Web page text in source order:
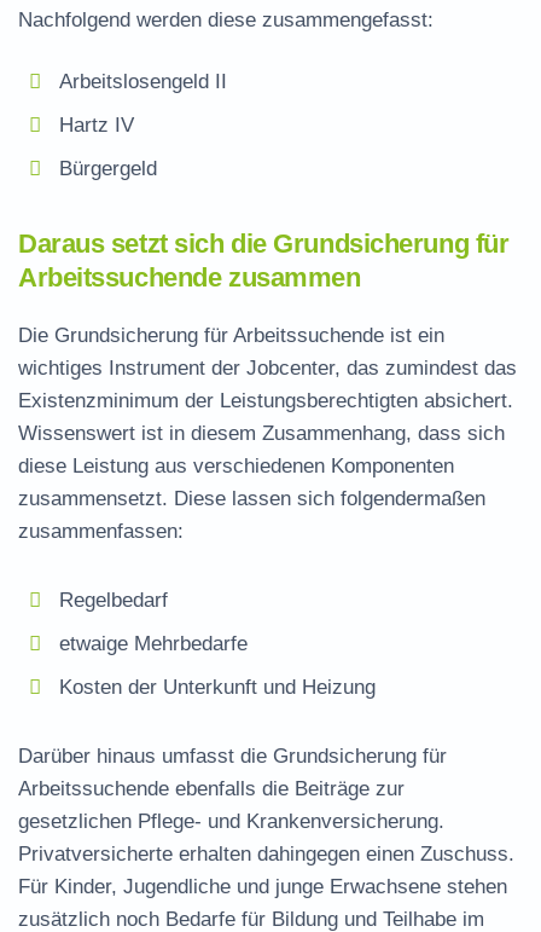
Nachfolgend werden diese zusammengefasst:
Arbeitslosengeld II
Hartz IV
Bürgergeld
Daraus setzt sich die Grundsicherung für
Arbeitssuchende zusammen
Die Grundsicherung für Arbeitssuchende ist ein
wichtiges Instrument der Jobcenter, das zumindest das
Existenzminimum der Leistungsberechtigten absichert.
Wissenswert ist in diesem Zusammenhang, dass sich
diese Leistung aus verschiedenen Komponenten
zusammensetzt. Diese lassen sich folgendermaßen
zusammenfassen:
Regelbedarf
etwaige Mehrbedarfe
Kosten der Unterkunft und Heizung
Darüber hinaus umfasst die Grundsicherung für
Arbeitssuchende ebenfalls die Beiträge zur
gesetzlichen Pflege- und Krankenversicherung.
Privatversicherte erhalten dahingegen einen Zuschuss.
Für Kinder, Jugendliche und junge Erwachsene stehen
zusätzlich noch Bedarfe für Bildung und Teilhabe im